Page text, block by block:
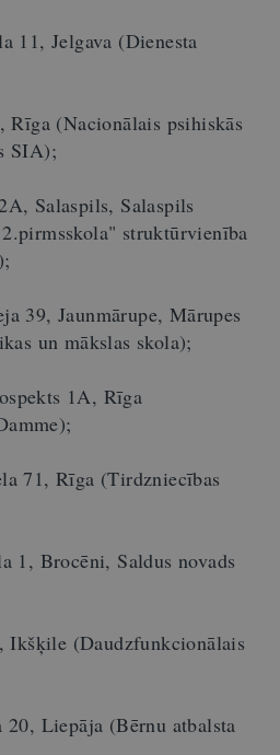
Jelgava (Dienesta
(Nacionālais psihiskās
SIA);
Salaspils
struktūrvienība
Jaunmārupe, Mārupes
un mākslas skola);
1A, Rīga
Rīga (Tirdzniecības
Saldus novads
(Daudzfunkcionālais
(Bērnu atbalsta